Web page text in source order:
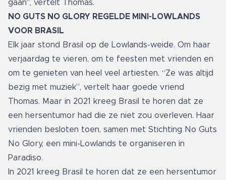
gaan", vertelt Thomas.
NO GUTS NO GLORY REGELDE MINI-LOWLANDS
VOOR BRASIL
Elk jaar stond Brasil op de Lowlands-weide. Om haar
verjaardag te vieren, om te feesten met vrienden en
om te genieten van heel veel artiesten. “Ze was altijd
bezig met muziek”, vertelt haar goede vriend
Thomas. Maar in 2021 kreeg Brasil te horen dat ze
een hersentumor had die ze niet zou overleven. Haar
vrienden besloten toen, samen met Stichting No Guts
No Glory, een mini-Lowlands te organiseren in
Paradiso.
In 2021 kreeg Brasil te horen dat ze een hersentumor